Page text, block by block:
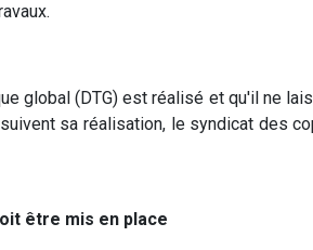
global (DTG) est réalisé et qu'il ne
sa réalisation, le syndicat des
être mis en place